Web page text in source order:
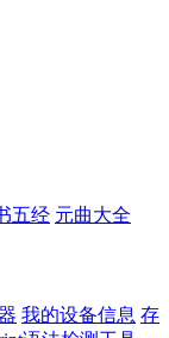
五经 元曲大全
我的设备信息 存